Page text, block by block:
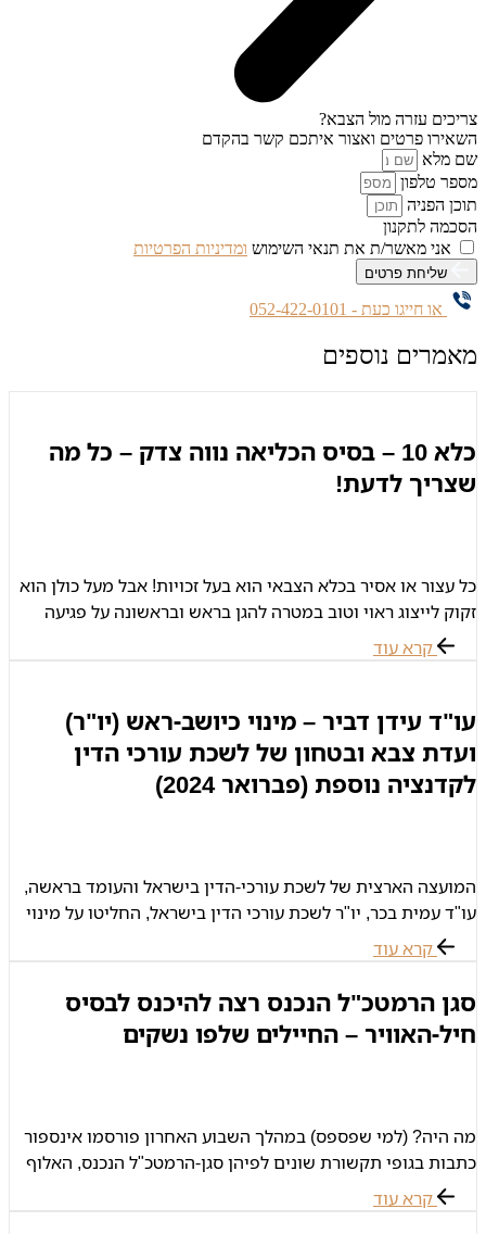
צריכים עזרה מול הצבא?
השאירו פרטים ואצור איתכם קשר בהקדם
שם מלא
מספר טלפון
תוכן הפניה
הסכמה לתקנון
אני מאשר/ת את תנאי השימוש ומדיניות הפרטיות
שליחת פרטים
או חייגו כעת - 052-422-0101
מאמרים נוספים
כלא 10 – בסיס הכליאה נווה צדק – כל מה
שצריך לדעת!
כל עצור או אסיר בכלא הצבאי הוא בעל זכויות! אבל מעל כולן הוא
זקוק לייצוג ראוי וטוב במטרה להגן בראש ובראשונה על פגיעה
בזכותו לחירות! אל תמתינו – צרו קשר
קרא עוד
עו"ד עידן דביר – מינוי כיושב-ראש (יו"ר)
ועדת צבא ובטחון של לשכת עורכי הדין
לקדנציה נוספת (פברואר 2024)
המועצה הארצית של לשכת עורכי-הדין בישראל והעומד בראשה,
עו"ד עמית בכר, יו"ר לשכת עורכי הדין בישראל, החליטו על מינוי
עורך-דין עידן דביר לתפקיד יו"ר ועדת צבא ובטחון של לשכת
קרא עוד
סגן הרמטכ"ל הנכנס רצה להיכנס לבסיס
חיל-האוויר – החיילים שלפו נשקים
מה היה? (למי שפספס) במהלך השבוע האחרון פורסמו אינספור
כתבות בגופי תקשורת שונים לפיהן סגן-הרמטכ"ל הנכנס, האלוף
הרצי הלוי, רצה להיכנס עם רכב לבסיס חיל אויר אך לא כל
הנוסעים
קרא עוד